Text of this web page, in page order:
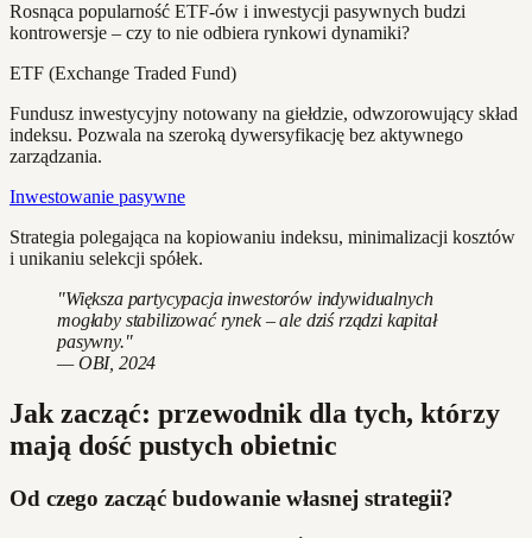
Rosnąca popularność ETF-ów i inwestycji pasywnych budzi
kontrowersje – czy to nie odbiera rynkowi dynamiki?
ETF (Exchange Traded Fund)
Fundusz inwestycyjny notowany na giełdzie, odwzorowujący skład
indeksu. Pozwala na szeroką dywersyfikację bez aktywnego
zarządzania.
Inwestowanie pasywne
Strategia polegająca na kopiowaniu indeksu, minimalizacji kosztów
i unikaniu selekcji spółek.
"Większa partycypacja inwestorów indywidualnych
mogłaby stabilizować rynek – ale dziś rządzi kapitał
pasywny."
— OBI, 2024
Jak zacząć: przewodnik dla tych, którzy
mają dość pustych obietnic
Od czego zacząć budowanie własnej strategii?